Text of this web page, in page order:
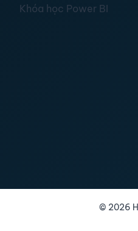
Khóa học Power BI
© 2026